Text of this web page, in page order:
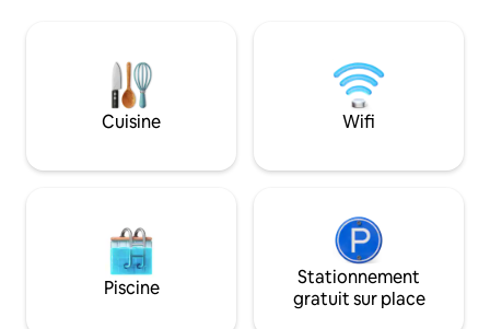
lumineuse et aérée et offrent une vue
sur le ciel et les 40 hectares de bois sans
avoir à quitter le lit king-size.
Cuisine Wifi
Piscine
Stationnement
gratuit sur place